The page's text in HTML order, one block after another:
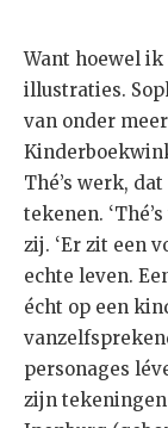
Want hoewel
illustraties.
van onder
Thé’s werk,
tekenen.
zij. ‘Er zit een
echte leven.
écht op een
personages
zijn tekeningen